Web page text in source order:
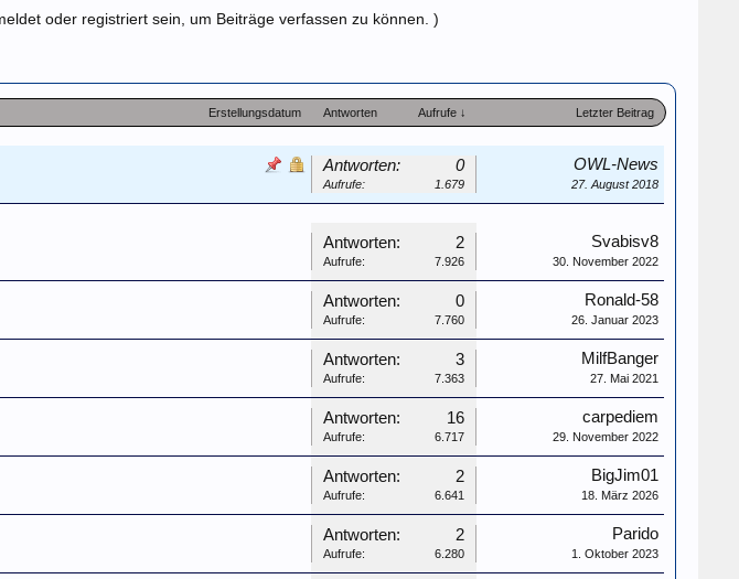
oder registriert sein, um Beiträge verfassen zu können. )
Erstellungsdatum Antworten Aufrufe ↓ Letzter Beitrag
Antworten: 0
Aufrufe: 1.679
OWL-News
27. August 2018
Antworten: 2
Aufrufe: 7.926
Svabisv8
30. November 2022
Antworten: 0
Aufrufe: 7.760
Ronald-58
26. Januar 2023
Antworten: 3
Aufrufe: 7.363
MilfBanger
27. Mai 2021
Antworten: 16
Aufrufe: 6.717
carpediem
29. November 2022
Antworten: 2
Aufrufe: 6.641
BigJim01
18. März 2026
Antworten: 2
Aufrufe: 6.280
Parido
1. Oktober 2023